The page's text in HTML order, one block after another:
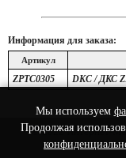
Мы используем
Продолжая
Информация для заказа:
Артикул
ZPTC0305 DKC / ДКС
© 2022 Интернет-